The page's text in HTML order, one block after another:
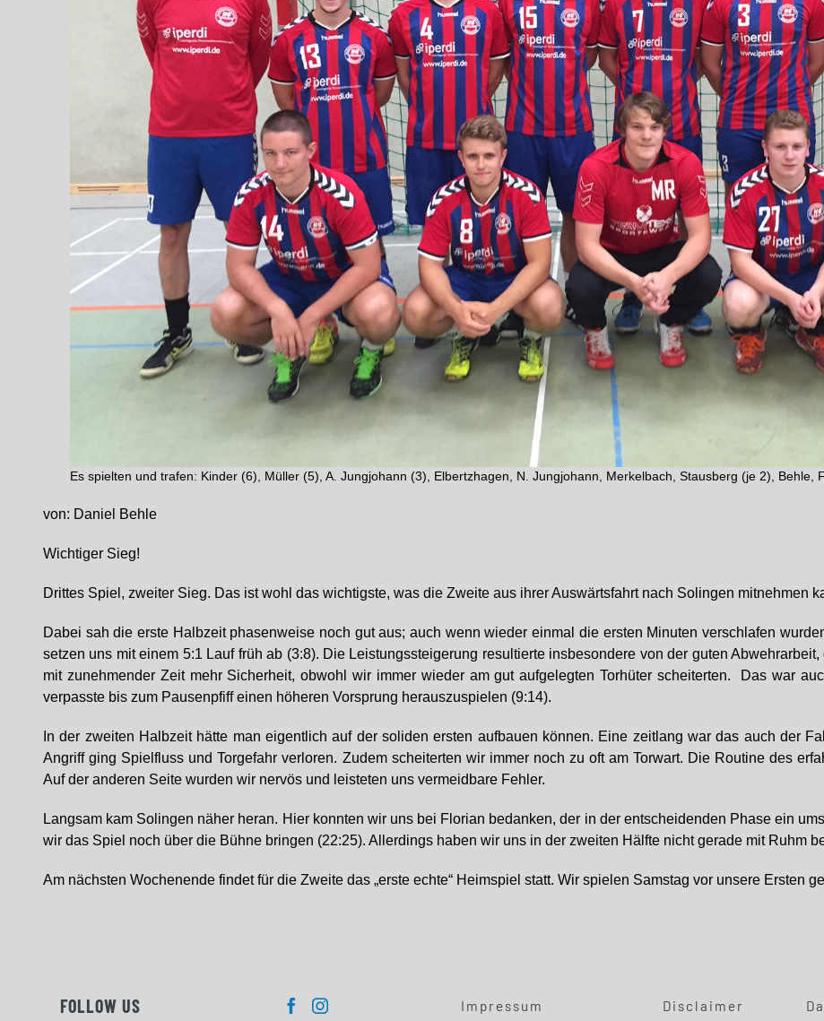
Es spielten und trafen: Kinder (6), Müller (5), A. Jungjohann (3), Elbertzhagen, N. Jungjohann, Merkelbach, Stausberg (je 2), Behle,
von: Daniel Behle
Wichtiger Sieg!
Drittes Spiel, zweiter Sieg. Das ist wohl das wichtigste, was die Zweite aus ihrer Auswärtsfahrt nach Solingen mitnehmen
Dabei sah die erste Halbzeit phasenweise noch gut aus; auch wenn wieder einmal die ersten Minuten verschlafen
setzen uns mit einem 5:1 Lauf früh ab (3:8). Die Leistungssteigerung resultierte insbesondere von der guten
mit zunehmender Zeit mehr Sicherheit, obwohl wir immer wieder am gut aufgelegten Torhüter scheiterten. Das war
verpasste bis zum Pausenpfiff einen höheren Vorsprung herauszuspielen (9:14).
In der zweiten Halbzeit hätte man eigentlich auf der soliden ersten aufbauen können. Eine zeitlang war das auch der
Angriff ging Spielfluss und Torgefahr verloren. Zudem scheiterten wir immer noch zu oft am Torwart. Die Routine des
Auf der anderen Seite wurden wir nervös und leisteten uns vermeidbare Fehler.
Langsam kam Solingen näher heran. Hier konnten wir uns bei Florian bedanken, der in der entscheidenden Phase ein
wir das Spiel noch über die Bühne bringen (22:25). Allerdings haben wir uns in der zweiten Hälfte nicht gerade mit Ruhm
Am nächsten Wochenende findet für die Zweite das „erste echte“ Heimspiel statt. Wir spielen Samstag vor unsere Ersten
FOLLOW US Impressum Disclaimer